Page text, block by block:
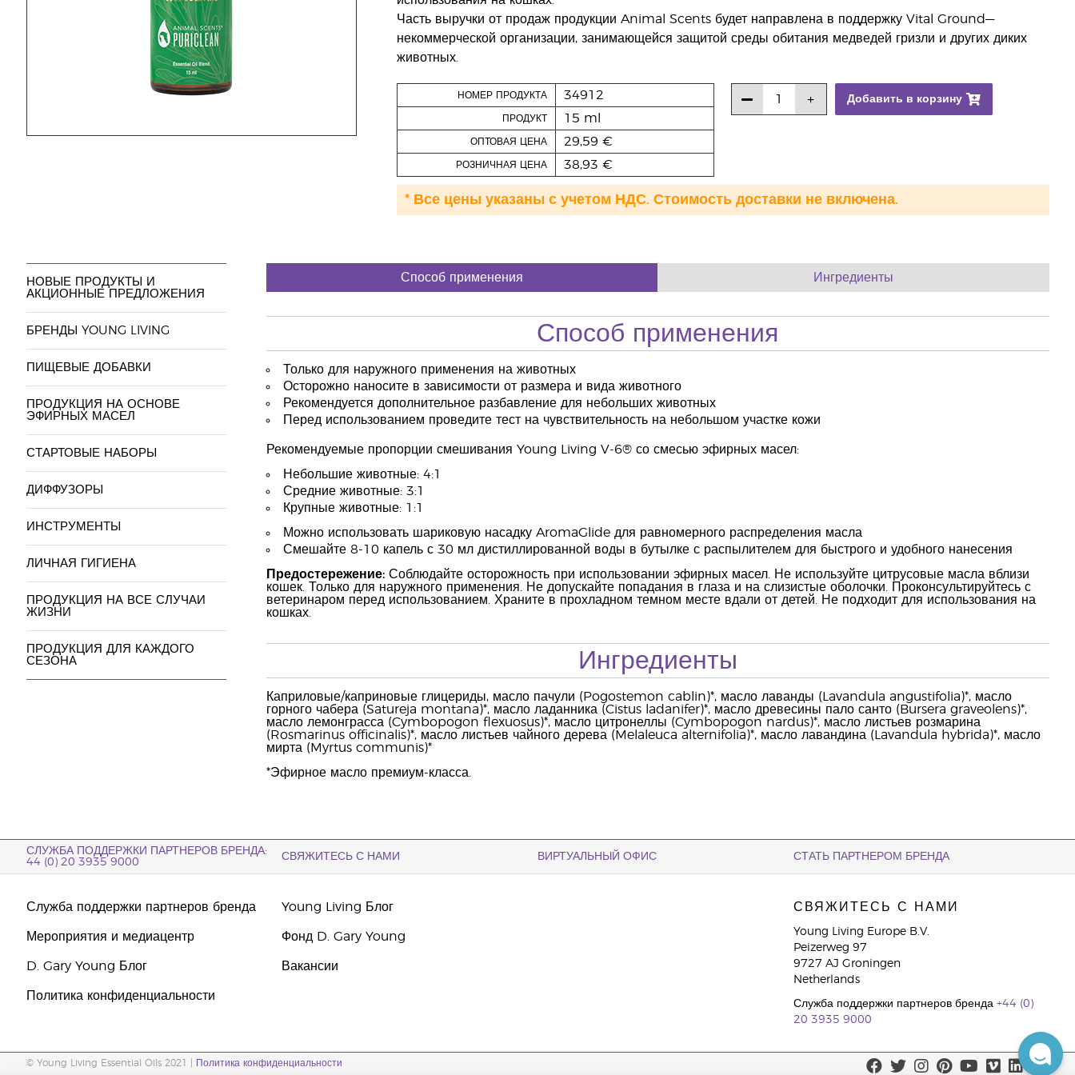
Часть выручки от продаж продукции Animal Scents будет направлена в поддержку Vital Ground—
некоммерческой организации, занимающейся защитой среды обитания медведей гризли и других диких
животных.
НОМЕР ПРОДУКТА 34912
ПРОДУКТ 15 ml
ОПТОВАЯ ЦЕНА 29,59 €
РОЗНИЧНАЯ ЦЕНА 38,93 €
Добавить в корзину
* Все цены указаны с учетом НДС. Стоимость доставки не включена.
НОВЫЕ ПРОДУКТЫ И
АКЦИОННЫЕ ПРЕДЛОЖЕНИЯ
БРЕНДЫ YOUNG LIVING
ПИЩЕВЫЕ ДОБАВКИ
ПРОДУКЦИЯ НА ОСНОВЕ
ЭФИРНЫХ МАСЕЛ
СТАРТОВЫЕ НАБОРЫ
ДИФФУЗОРЫ
ИНСТРУМЕНТЫ
ЛИЧНАЯ ГИГИЕНА
ПРОДУКЦИЯ НА ВСЕ СЛУЧАИ
ЖИЗНИ
ПРОДУКЦИЯ ДЛЯ КАЖДОГО
СЕЗОНА
Способ применения Ингредиенты
Способ применения
Только для наружного применения на животных
Осторожно наносите в зависимости от размера и вида животного
Рекомендуется дополнительное разбавление для небольших животных
Перед использованием проведите тест на чувствительность на небольшом участке кожи
Рекомендуемые пропорции смешивания Young Living V-6® со смесью эфирных масел:
Небольшие животные: 4:1
Средние животные: 3:1
Крупные животные: 1:1
Можно использовать шариковую насадку AromaGlide для равномерного распределения масла
Смешайте 8-10 капель с 30 мл дистиллированной воды в бутылке с распылителем для быстрого и удобного нанесения
Предостережение:Соблюдайте осторожность при использовании эфирных масел. Не используйте цитрусовые масла вблизи
кошек. Только для наружного применения. Не допускайте попадания в глаза и на слизистые оболочки. Проконсультируйтесь с
ветеринаром перед использованием. Храните в прохладном темном месте вдали от детей. Не подходит для использования на
кошках.
Ингредиенты
Каприловые/каприновые глицериды, масло пачули (Pogostemon cablin)*, масло лаванды (Lavandula angustifolia)*, масло
горного чабера (Satureja montana)*, масло ладанника (Cistus ladanifer)*, масло древесины пало санто (Bursera graveolens)*,
масло лемонграсса (Cymbopogon flexuosus)*, масло цитронеллы (Cymbopogon nardus)*, масло листьев розмарина
(Rosmarinus officinalis)*, масло листьев чайного дерева (Melaleuca alternifolia)*, масло лавандина (Lavandula hybrida)*, масло
мирта (Myrtus communis)*
*Эфирное масло премиум-класса.
СЛУЖБА ПОДДЕРЖКИ ПАРТНЕРОВ БРЕНДА:
44 (0) 20 3935 9000
СВЯЖИТЕСЬ С НАМИ ВИРТУАЛЬНЫЙ ОФИС СТАТЬ ПАРТНЕРОМ БРЕНДА
Служба поддержки партнеров бренда
Мероприятия и медиацентр
D. Gary Young Блог
Политика конфиденциальности
Young Living Блог
Фонд D. Gary Young
Вакансии
СВЯЖИТЕСЬ С НАМИ
Young Living Europe B.V.
Peizerweg 97
9727 AJ Groningen
Netherlands
Служба поддержки партнеров бренда +44 (0)
20 3935 9000
© Young Living Essential Oils 2021 | Политика конфиденциальности